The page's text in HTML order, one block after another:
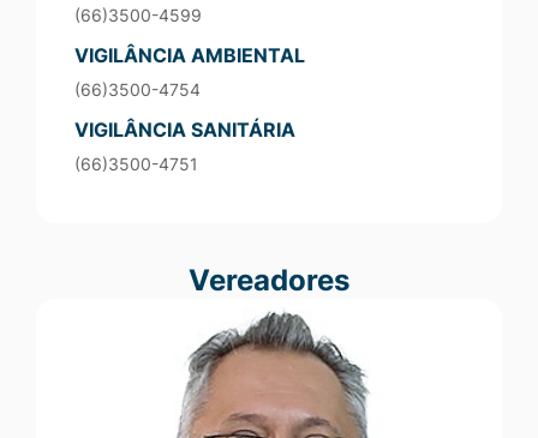
(66)3500-4599
VIGILÂNCIA AMBIENTAL
(66)3500-4754
VIGILÂNCIA SANITÁRIA
(66)3500-4751
Vereadores